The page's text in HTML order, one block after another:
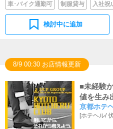
車･バイク通勤可
制服貸与 入社祝
検討中に追加
8/9 00:30 お店情報更新
■未経験
値を生み
京都ホテ
[ホテヘル/